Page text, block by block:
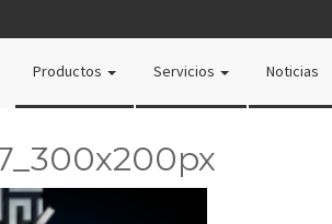
Productos Servicios Noticias